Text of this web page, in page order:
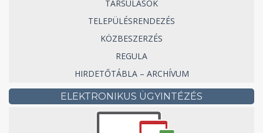
TÁRSULÁSOK
TELEPÜLÉSRENDEZÉS
KÖZBESZERZÉS
REGULA
HIRDETŐTÁBLA – ARCHÍVUM
ELEKTRONIKUS ÜGYINTÉZÉS